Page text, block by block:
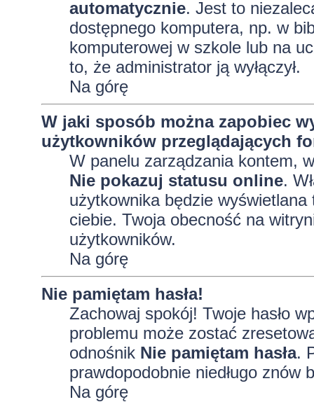
automatycznie. Jest to
dostępnego komputera, np. w
komputerowej w szkole lub na
to, że administrator ją wyłączył.
Na górę
W jaki sposób można zapobiec
użytkowników przeglądających
W panelu zarządzania kontem,
Nie pokazuj statusu online.
użytkownika będzie
ciebie. Twoja obecność na
użytkowników.
Na górę
Nie pamiętam hasła!
Zachowaj spokój! Twoje hasło
problemu może zostać
odnośnik Nie pamiętam hasła.
prawdopodobnie niedługo znów
Na górę